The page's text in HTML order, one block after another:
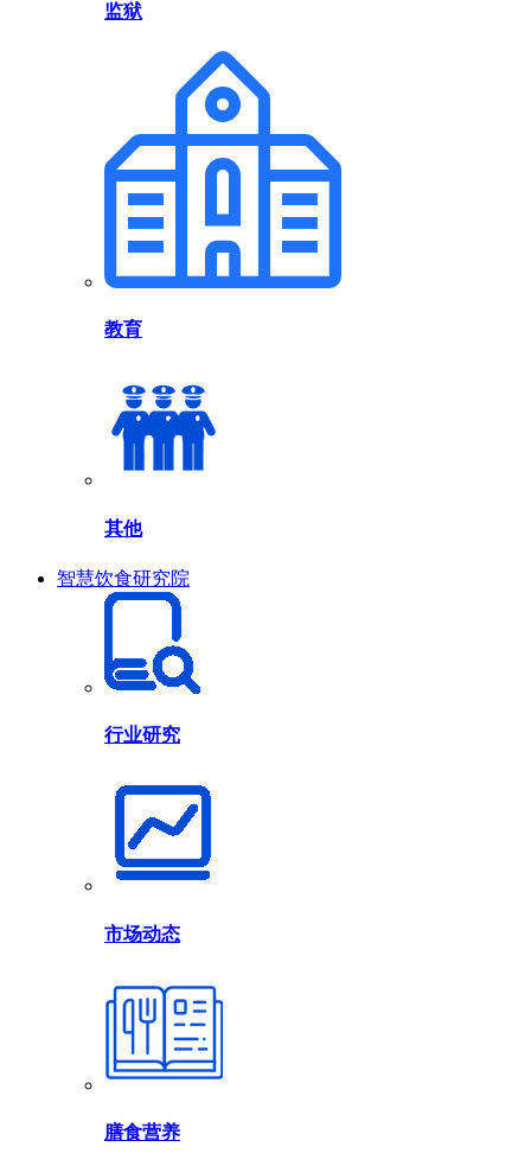
监狱
教育
其他
智慧饮食研究院
行业研究
市场动态
膳食营养